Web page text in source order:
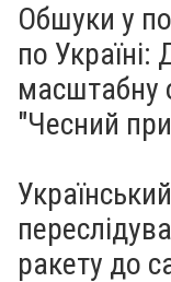
Обшуки у
по
масштабну
"Чесний
ракету до